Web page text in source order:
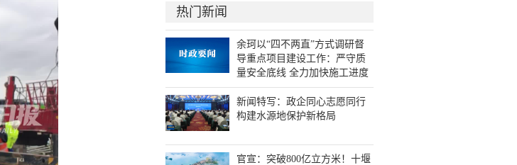
热门新闻
余珂以“四不两直”方式调研督
导重点项目建设工作：严守质
量安全底线 全力加快施工进度
新闻特写：政企同心志愿同行
构建水源地保护新格局
官宣：突破800亿立方米！十堰